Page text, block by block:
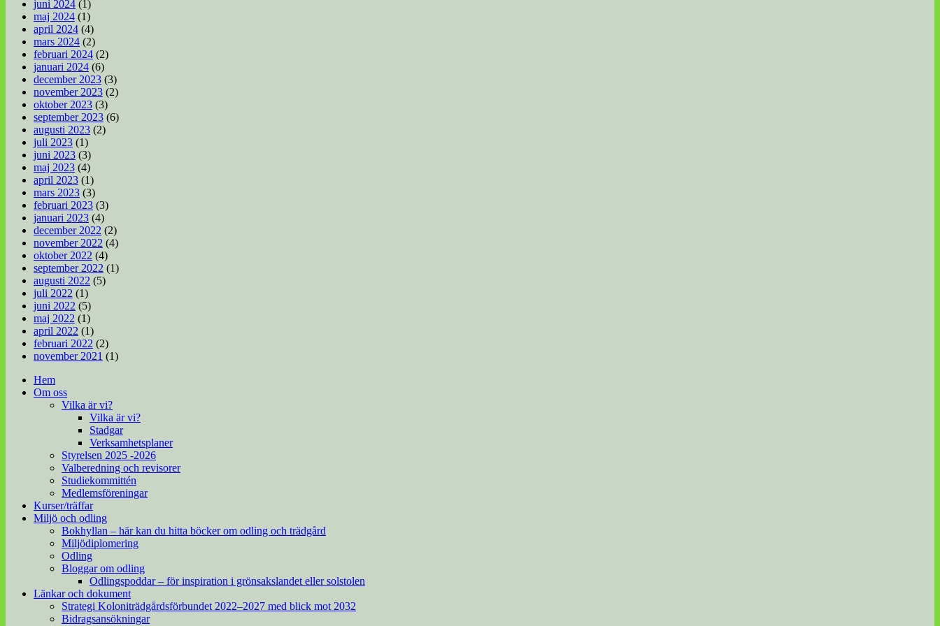
juni 2024 (1)
maj 2024 (1)
april 2024 (4)
mars 2024 (2)
februari 2024 (2)
januari 2024 (6)
december 2023 (3)
november 2023 (2)
oktober 2023 (3)
september 2023 (6)
augusti 2023 (2)
juli 2023 (1)
juni 2023 (3)
maj 2023 (4)
april 2023 (1)
mars 2023 (3)
februari 2023 (3)
januari 2023 (4)
december 2022 (2)
november 2022 (4)
oktober 2022 (4)
september 2022 (1)
augusti 2022 (5)
juli 2022 (1)
juni 2022 (5)
maj 2022 (1)
april 2022 (1)
februari 2022 (2)
november 2021 (1)
Hem
Om oss
Vilka är vi?
Vilka är vi?
Stadgar
Verksamhetsplaner
Styrelsen 2025 -2026
Valberedning och revisorer
Studiekommittén
Medlemsföreningar
Kurser/träffar
Miljö och odling
Bokhyllan – här kan du hitta böcker om odling och trädgård
Miljödiplomering
Odling
Bloggar om odling
Odlingspoddar – för inspiration i grönsakslandet eller solstolen
Länkar och dokument
Strategi Koloniträdgårdsförbundet 2022–2027 med blick mot 2032
Bidragsansökningar